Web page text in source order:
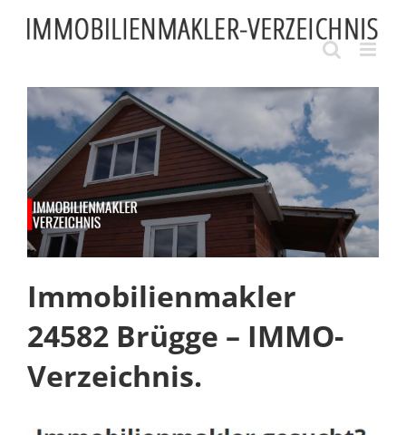
content
Immobilienmakler
24582 Brügge – IMMO-
Verzeichnis.